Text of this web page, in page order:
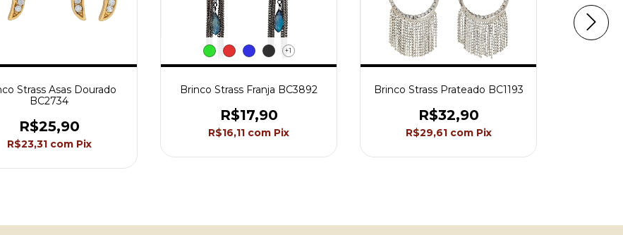
Strass Asas Dourado
BC2734
R$25,90
R$23,31 com Pix
+1
Brinco Strass Franja BC3892
R$17,90
R$16,11 com Pix
Brinco Strass Prateado BC1193
R$32,90
R$29,61 com Pix